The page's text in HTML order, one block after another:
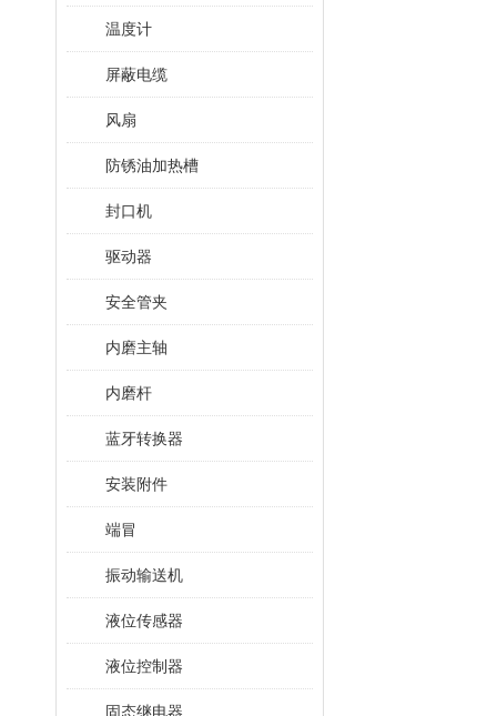
温度计
屏蔽电缆
风扇
防锈油加热槽
封口机
驱动器
安全管夹
内磨主轴
内磨杆
蓝牙转换器
安装附件
端冒
振动输送机
液位传感器
液位控制器
固态继电器